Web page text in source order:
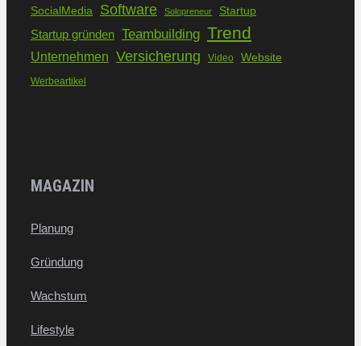
SocialMedia Software Solopreneur Startup
Startup gründen Teambuilding Trend
Unternehmen Versicherung Video Website
Werbeartikel
MAGAZIN
Planung
Gründung
Wachstum
Lifestyle